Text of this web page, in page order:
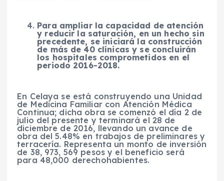
Para ampliar la capacidad de atención
y reducir la saturación, en un hecho sin
precedente, se iniciará la construcción
de más de 40 clínicas y se concluirán
los hospitales comprometidos en el
periodo 2016-2018.
En Celaya se está construyendo una Unidad
de Medicina Familiar con Atención Médica
Continua; dicha obra se comenzó el día 2 de
julio del presente y terminará el 28 de
diciembre de 2016, llevando un avance de
obra del 5.48% en trabajos de preliminares y
terracería. Representa un monto de inversión
de 38, 973, 569 pesos y el beneficio será
para 48,000 derechohabientes.